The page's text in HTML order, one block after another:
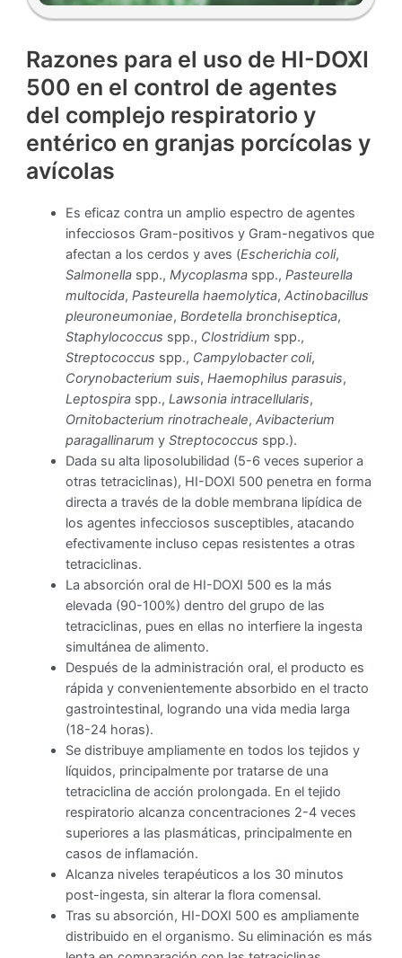
Razones para el uso de HI-DOXI
500 en el control de agentes
del complejo respiratorio y
entérico en granjas porcícolas y
avícolas
Es eficaz contra un amplio espectro de agentes
infecciosos Gram-positivos y Gram-negativos que
afectan a los cerdos y aves (Escherichia coli,
Salmonellaspp., Mycoplasmaspp., Pasteurella
multocida, Pasteurella haemolytica, Actinobacillus
pleuroneumoniae, Bordetella bronchiseptica,
Staphylococcus spp., Clostridium spp.,
Streptococcus spp., Campylobacter coli,
Corynobacterium suis, Haemophilus parasuis,
Leptospiraspp., Lawsonia intracellularis,
Ornitobacterium rinotracheale, Avibacterium
paragallinarum y Streptococcus spp.).
Dada su alta liposolubilidad (5-6 veces superior a
otras tetraciclinas), HI-DOXI 500 penetra en forma
directa a través de la doble membrana lipídica de
los agentes infecciosos susceptibles, atacando
efectivamente incluso cepas resistentes a otras
tetraciclinas.
La absorción oral de HI-DOXI 500 es la más
elevada (90-100%) dentro del grupo de las
tetraciclinas, pues en ellas no interfiere la ingesta
simultánea de alimento.
Después de la administración oral, el producto es
rápida y convenientemente absorbido en el tracto
gastrointestinal, logrando una vida media larga
(18-24 horas).
Se distribuye ampliamente en todos los tejidos y
líquidos, principalmente por tratarse de una
tetraciclina de acción prolongada. En el tejido
respiratorio alcanza concentraciones 2-4 veces
superiores a las plasmáticas, principalmente en
casos de inflamación.
Alcanza niveles terapéuticos a los 30 minutos
post-ingesta, sin alterar la flora comensal.
Tras su absorción, HI-DOXI 500 es ampliamente
distribuido en el organismo. Su eliminación es más